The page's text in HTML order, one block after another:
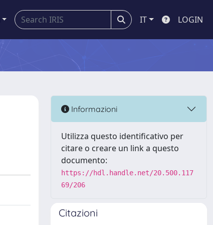
IT LOGIN
Informazioni
Utilizza questo identificativo per
citare o creare un link a questo
documento:
https://hdl.handle.net/20.500.117
69/206
Citazioni